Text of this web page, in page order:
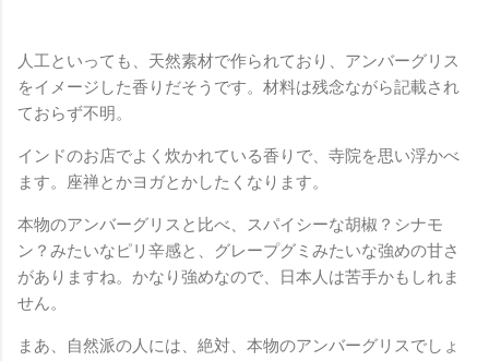
人工といっても、天然素材で作られており、アンバーグリス
をイメージした香りだそうです。材料は残念ながら記載され
ておらず不明。
インドのお店でよく炊かれている香りで、寺院を思い浮かべ
ます。座禅とかヨガとかしたくなります。
本物のアンバーグリスと比べ、スパイシーな胡椒？シナモ
ン？みたいなピリ辛感と、グレープグミみたいな強めの甘さ
がありますね。かなり強めなので、日本人は苦手かもしれま
せん。
まあ、自然派の人には、絶対、本物のアンバーグリスでしょ